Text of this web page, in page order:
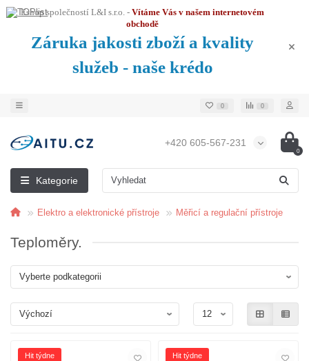
Eshop společností L&I s.r.o. - Vítáme Vás v našem internetovém
obchodě
Záruka jakosti zboží a kvality
služeb - naše krédo
0 0
+420 605-567-231
0
Kategorie
Elektro a elektronické přístroje Měřicí a regulační přístroje
Teploměry.
Hit týdne Hit týdne